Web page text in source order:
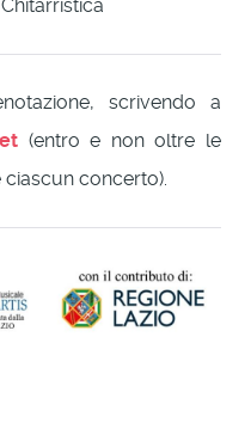
scrivendo a
(entro e non oltre le
concerto).